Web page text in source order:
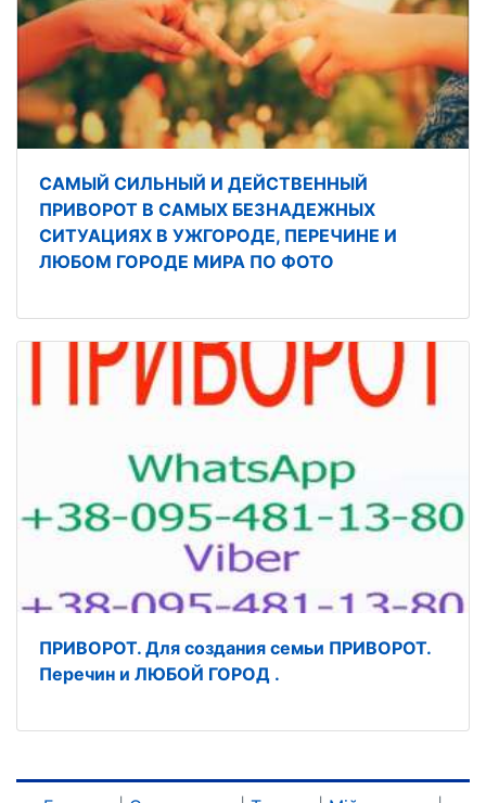
САМЫЙ СИЛЬНЫЙ И ДЕЙСТВЕННЫЙ
ПРИВОРОТ В САМЫХ БЕЗНАДЕЖНЫХ
СИТУАЦИЯХ В УЖГОРОДЕ, ПЕРЕЧИНЕ И
ЛЮБОМ ГОРОДЕ МИРА ПО ФОТО
ПРИВОРОТ. Для создания семьи ПРИВОРОТ.
Перечин и ЛЮБОЙ ГОРОД .